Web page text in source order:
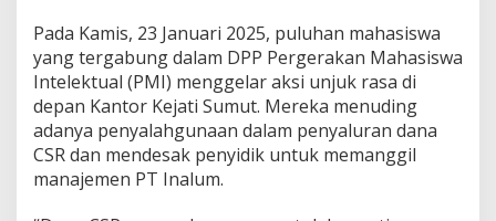
Pada Kamis, 23 Januari 2025, puluhan mahasiswa
yang tergabung dalam DPP Pergerakan Mahasiswa
Intelektual (PMI) menggelar aksi unjuk rasa di
depan Kantor Kejati Sumut. Mereka menuding
adanya penyalahgunaan dalam penyaluran dana
CSR dan mendesak penyidik untuk memanggil
manajemen PT Inalum.